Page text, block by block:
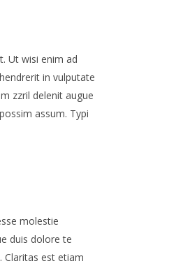
Ut wisi enim ad
in vulputate
zzril delenit augue
assum. Typi
molestie
duis dolore te
est etiam